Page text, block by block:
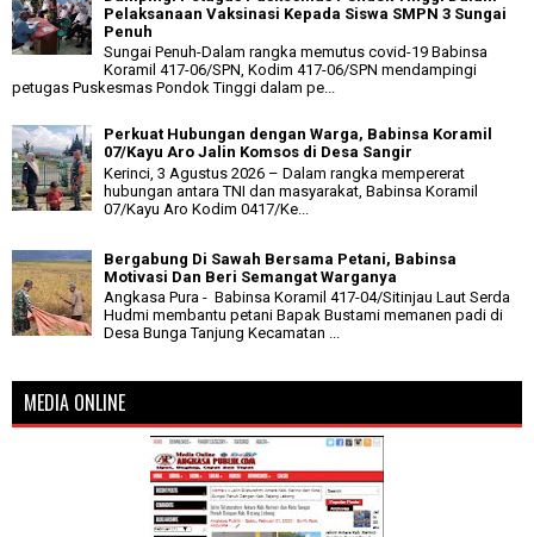
Pelaksanaan Vaksinasi Kepada Siswa SMPN 3 Sungai
Penuh
Sungai Penuh-Dalam rangka memutus covid-19 Babinsa
Koramil 417-06/SPN, Kodim 417-06/SPN mendampingi
petugas Puskesmas Pondok Tinggi dalam pe...
Perkuat Hubungan dengan Warga, Babinsa Koramil
07/Kayu Aro Jalin Komsos di Desa Sangir
Kerinci, 3 Agustus 2026 – Dalam rangka mempererat
hubungan antara TNI dan masyarakat, Babinsa Koramil
07/Kayu Aro Kodim 0417/Ke...
Bergabung Di Sawah Bersama Petani, Babinsa
Motivasi Dan Beri Semangat Warganya
Angkasa Pura - Babinsa Koramil 417-04/Sitinjau Laut Serda
Hudmi membantu petani Bapak Bustami memanen padi di
Desa Bunga Tanjung Kecamatan ...
MEDIA ONLINE